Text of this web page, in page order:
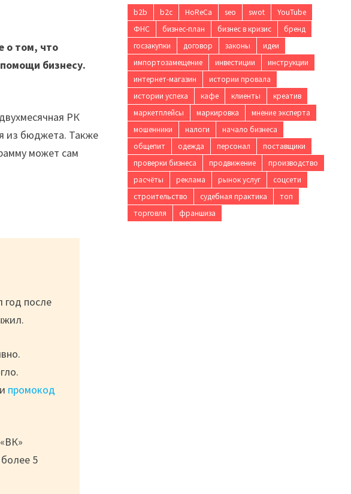
о том, что
бизнесу.
РК
из бюджета. Также
может сам
год после
промокод
5
b2b b2c HoReCa seo swot
YouTube
ФНС
бизнес-план бизнес в кризис
бренд
госзакупки
договор законы
идеи
импортозамещение
инвестиции
инструкции
интернет-магазин
истории провала
истории успеха
кафе клиенты
креатив
маркетплейсы
маркировка
мнение эксперта
мошенники
налоги
начало бизнеса
общепит
одежда персонал
поставщики
проверки бизнеса
продвижение
производство
расчёты
реклама рынок услуг
соцсети
строительство
судебная практика
топ
торговля
франшиза